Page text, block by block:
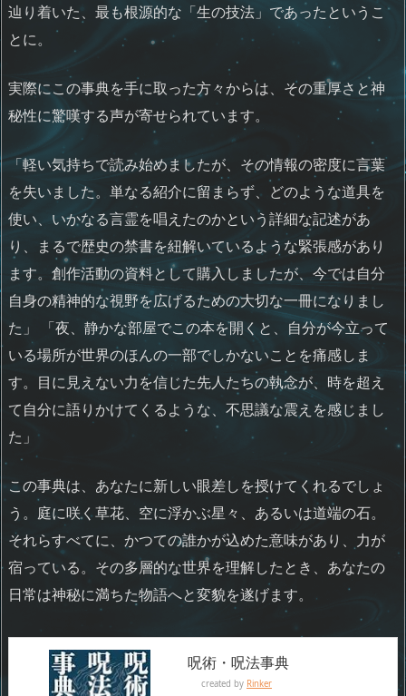
辿り着いた、最も根源的な「生の技法」であったというこ
とに。
実際にこの事典を手に取った方々からは、その重厚さと神
秘性に驚嘆する声が寄せられています。
「軽い気持ちで読み始めましたが、その情報の密度に言葉
を失いました。単なる紹介に留まらず、どのような道具を
使い、いかなる言霊を唱えたのかという詳細な記述があ
り、まるで歴史の禁書を紐解いているような緊張感があり
ます。創作活動の資料として購入しましたが、今では自分
自身の精神的な視野を広げるための大切な一冊になりまし
た」 「夜、静かな部屋でこの本を開くと、自分が今立って
いる場所が世界のほんの一部でしかないことを痛感しま
す。目に見えない力を信じた先人たちの執念が、時を超え
て自分に語りかけてくるような、不思議な震えを感じまし
た」
この事典は、あなたに新しい眼差しを授けてくれるでしょ
う。庭に咲く草花、空に浮かぶ星々、あるいは道端の石。
それらすべてに、かつての誰かが込めた意味があり、力が
宿っている。その多層的な世界を理解したとき、あなたの
日常は神秘に満ちた物語へと変貌を遂げます。
呪術・呪法事典
created by Rinker